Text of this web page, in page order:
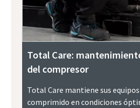
Total Care:
del compresor
Total Care mantiene sus
comprimido en condiciones